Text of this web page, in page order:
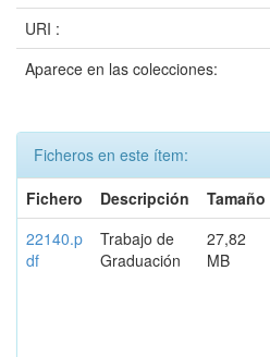
URI :
Aparece en las colecciones:
Ficheros en este ítem:
Fichero
Descripción Tamaño
22140.p
df
Trabajo de
Graduación
27,82
MB